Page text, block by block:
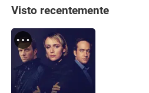
Visto recentemente